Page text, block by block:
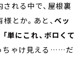
れる中で、屋根裏
とか。あと、ベッ
「単にこれ、ボロくて
ちゃけ見える……だ